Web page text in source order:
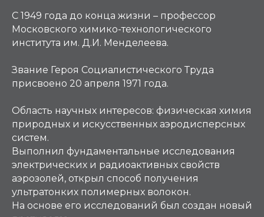
С 1949 года до конца жизни – профессор
Московского химико-технологического
института им. Д.И. Менделеева.
Звание Героя Социалистического Труда
присвоено 20 апреля 1971 года.
Область научных интересов: физическая химия
природных и искусственных аэродисперсных
систем.
Выполнил фундаментальные исследования
электрических и радиоактивных свойств
аэрозолей, открыл способ получения
ультратонких полимерных волокон.
На основе его исследований был создан новый